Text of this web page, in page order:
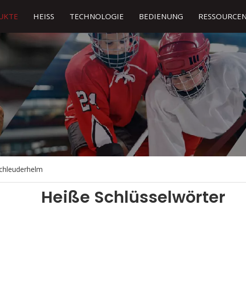
HEISS TECHNOLOGIE BEDIENUNG RESSOURCEN
Heiße Schlüsselwörter